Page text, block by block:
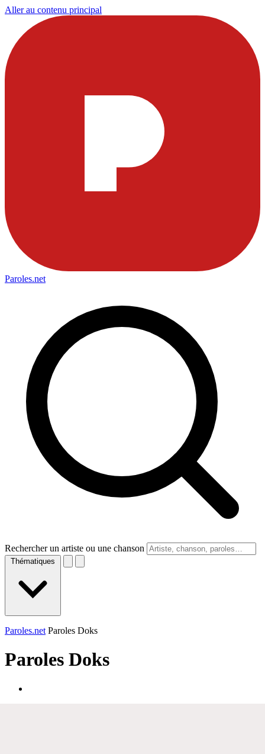
Aller au contenu principal
Paroles.net
Rechercher un artiste ou une chanson
Thématiques
Paroles.net Paroles Doks
Paroles Doks